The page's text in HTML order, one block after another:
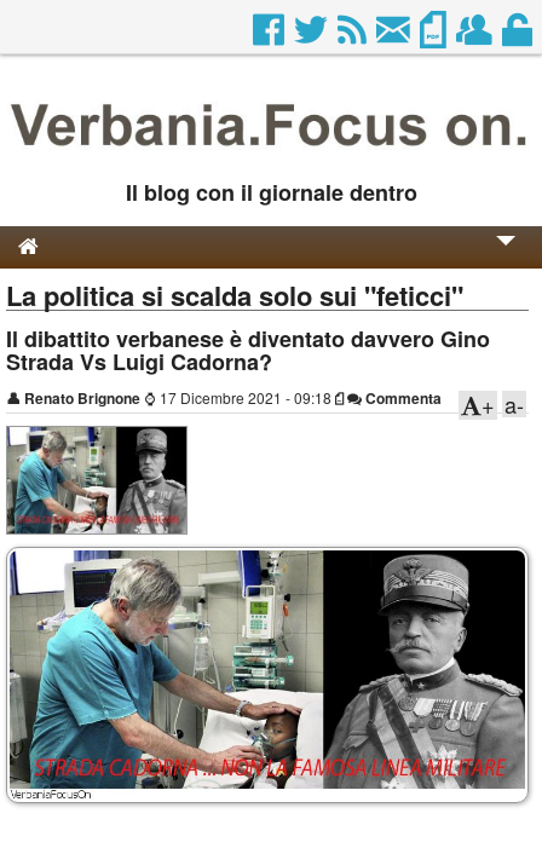
Il blog con il giornale dentro
Genesi e Storia
Contatti
La politica si scalda solo sui "feticci"
Il dibattito verbanese è diventato davvero Gino
Strada Vs Luigi Cadorna?
👤 Renato Brignone ⌚ 17 Dicembre 2021 - 09:18 Commenta a-
+